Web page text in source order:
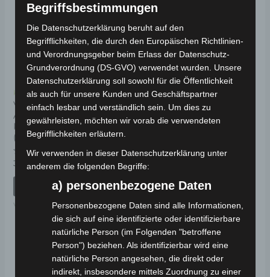
Kostenloser Versand
VSX VORDERES
ARMATURENBRETT
KUNSTSTOFF
(WINDSCHUTZ)
Bewertet
mit
0
39,00€ *
IN DEN WARENKORB
VSX
Kostenloser Versand
VSX SECHSKANT-
FLANSCH-SCHRAUBE
(M12*235)
Bewertet
mit
0
19,00€ *
VSX
Begriffsbestimmungen
Die Datenschutzerklärung beruht auf den
Begrifflichkeiten, die durch den Europäischen Richtlinien-
und Verordnungsgeber beim Erlass der Datenschutz-
Grundverordnung (DS-GVO) verwendet wurden. Unsere
Datenschutzerklärung soll sowohl für die Öffentlichkeit
als auch für unsere Kunden und Geschäftspartner
einfach lesbar und verständlich sein. Um dies zu
gewährleisten, möchten wir vorab die verwendeten
Begrifflichkeiten erläutern.
Wir verwenden in dieser Datenschutzerklärung unter
anderem die folgenden Begriffe:
a) personenbezogene Daten
Personenbezogene Daten sind alle Informationen,
die sich auf eine identifizierte oder identifizierbare
natürliche Person (im Folgenden "betroffene
Person") beziehen. Als identifizierbar wird eine
natürliche Person angesehen, die direkt oder
indirekt, insbesondere mittels Zuordnung zu einer